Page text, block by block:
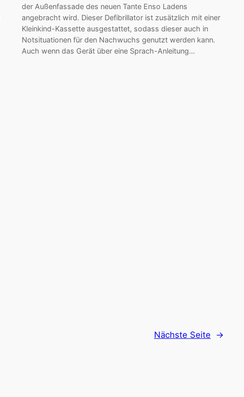
der Außenfassade des neuen Tante Enso Ladens
angebracht wird. Dieser Defibrillator ist zusätzlich mit einer
Kleinkind-Kassette ausgestattet, sodass dieser auch in
Notsituationen für den Nachwuchs genutzt werden kann.
Auch wenn das Gerät über eine Sprach-Anleitung…
Nächste Seite →